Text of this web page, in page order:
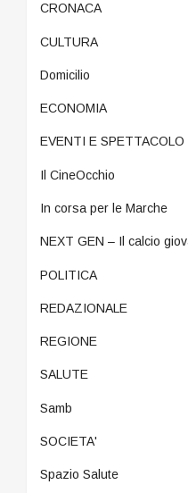
CRONACA
CULTURA
Domicilio
ECONOMIA
EVENTI E SPETTACOLO
Il CineOcchio
In corsa per le Marche
NEXT GEN – Il calcio
POLITICA
REDAZIONALE
REGIONE
SALUTE
Samb
SOCIETA'
Spazio Salute